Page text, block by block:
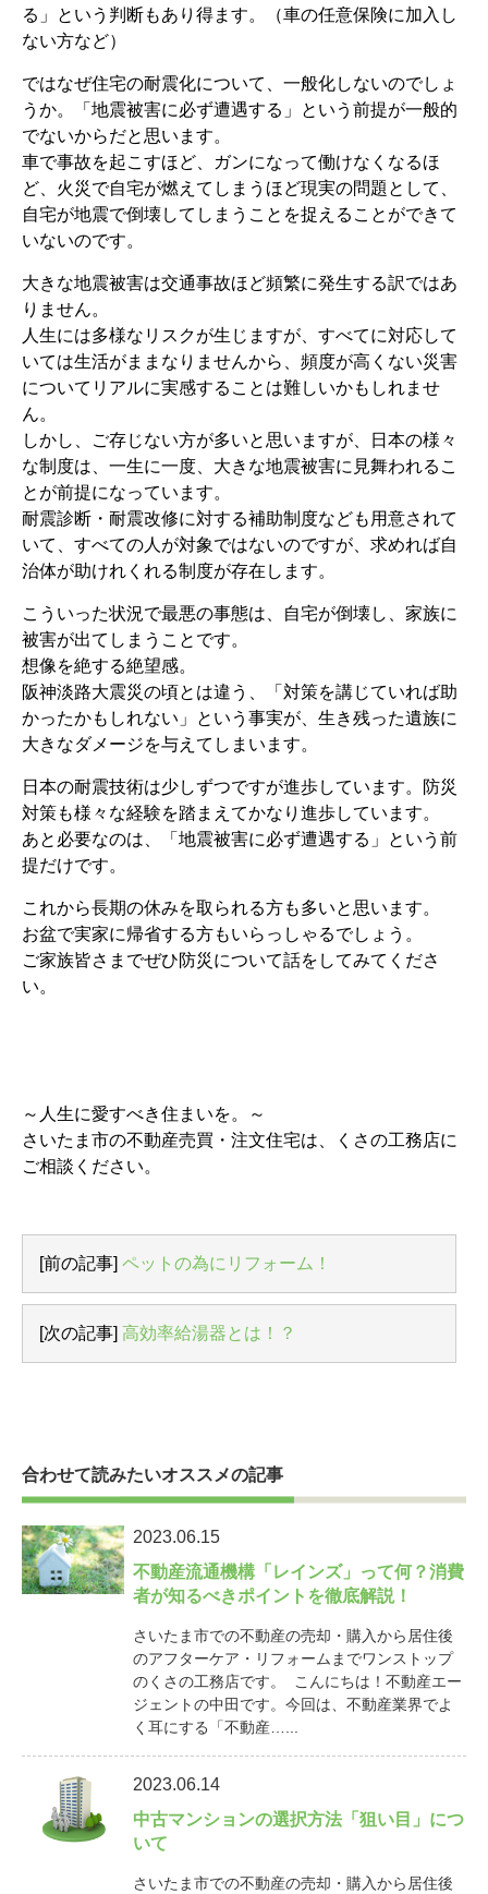
る」という判断もあり得ます。（車の任意保険に加入し
ない方など）
ではなぜ住宅の耐震化について、一般化しないのでしょ
うか。「地震被害に必ず遭遇する」という前提が一般的
でないからだと思います。
車で事故を起こすほど、ガンになって働けなくなるほ
ど、火災で自宅が燃えてしまうほど現実の問題として、
自宅が地震で倒壊してしまうことを捉えることができて
いないのです。
大きな地震被害は交通事故ほど頻繁に発生する訳ではあ
りません。
人生には多様なリスクが生じますが、すべてに対応して
いては生活がままなりませんから、頻度が高くない災害
についてリアルに実感することは難しいかもしれませ
ん。
しかし、ご存じない方が多いと思いますが、日本の様々
な制度は、一生に一度、大きな地震被害に見舞われるこ
とが前提になっています。
耐震診断・耐震改修に対する補助制度なども用意されて
いて、すべての人が対象ではないのですが、求めれば自
治体が助けれくれる制度が存在します。
こういった状況で最悪の事態は、自宅が倒壊し、家族に
被害が出てしまうことです。
想像を絶する絶望感。
阪神淡路大震災の頃とは違う、「対策を講じていれば助
かったかもしれない」という事実が、生き残った遺族に
大きなダメージを与えてしまいます。
日本の耐震技術は少しずつですが進歩しています。防災
対策も様々な経験を踏まえてかなり進歩しています。
あと必要なのは、「地震被害に必ず遭遇する」という前
提だけです。
これから長期の休みを取られる方も多いと思います。
お盆で実家に帰省する方もいらっしゃるでしょう。
ご家族皆さまでぜひ防災について話をしてみてくださ
い。
～人生に愛すべき住まいを。～
さいたま市の不動産売買・注文住宅は、くさの工務店に
ご相談ください。
[前の記事] ペットの為にリフォーム！
[次の記事] 高効率給湯器とは！？
合わせて読みたいオススメの記事
2023.06.15
不動産流通機構「レインズ」って何？消費
者が知るべきポイントを徹底解説！
さいたま市での不動産の売却・購入から居住後
のアフターケア・リフォームまでワンストップ
のくさの工務店です。 こんにちは！不動産エー
ジェントの中田です。今回は、不動産業界でよ
く耳にする「不動産…...
2023.06.14
中古マンションの選択方法「狙い目」につ
いて
さいたま市での不動産の売却・購入から居住後